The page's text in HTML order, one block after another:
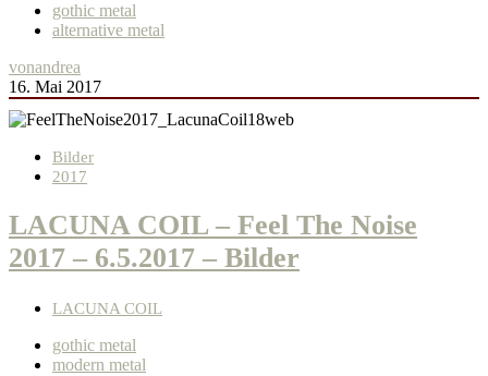
gothic metal
alternative metal
vonandrea
16. Mai 2017
Bilder
2017
LACUNA COIL – Feel The Noise
2017 – 6.5.2017 – Bilder
LACUNA COIL
gothic metal
modern metal